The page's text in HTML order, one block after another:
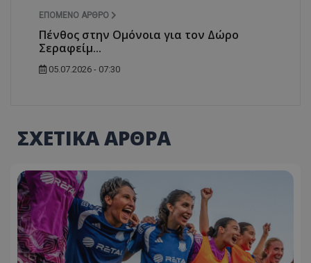
ΕΠΌΜΕΝΟ ΆΡΘΡΟ
Πένθος στην Ομόνοια για τον Δώρο
Σεραφείμ...
05.07.2026 - 07:30
ΣΧΕΤΙΚΑ ΑΡΘΡΑ